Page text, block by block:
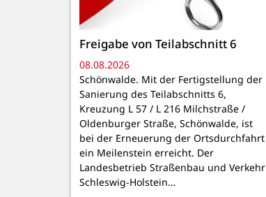
Freigabe von Teilabschnitt 6
08.08.2026
Schönwalde. Mit der Fertigstellung der
Sanierung des Teilabschnitts 6,
Kreuzung L 57 / L 216 Milchstraße /
Oldenburger Straße, Schönwalde, ist
bei der Erneuerung der Ortsdurchfahrt
ein Meilenstein erreicht. Der
Landesbetrieb Straßenbau und Verkehr
Schleswig-Holstein…